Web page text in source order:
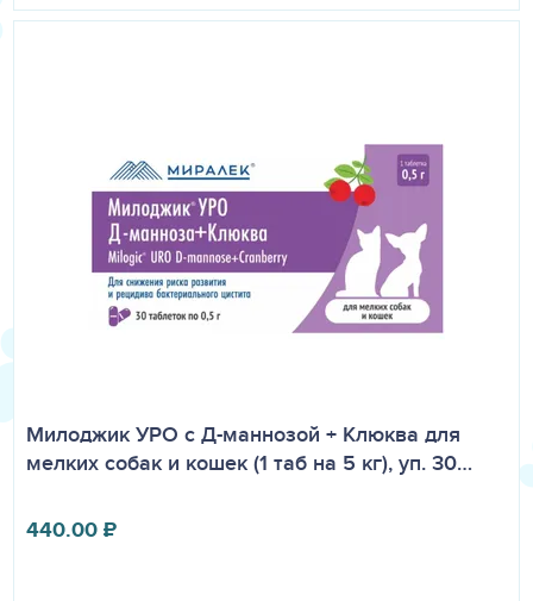
Милоджик УРО с Д-маннозой + Клюква для
мелких собак и кошек (1 таб на 5 кг), уп. 30…
440.00₽